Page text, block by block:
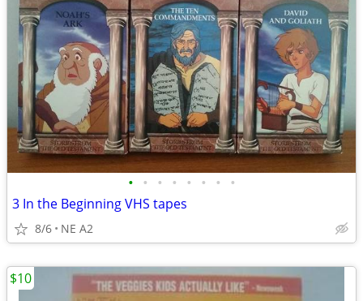
• • • • • • • •
3 In the Beginning VHS tapes
8/6 NE A2
$10